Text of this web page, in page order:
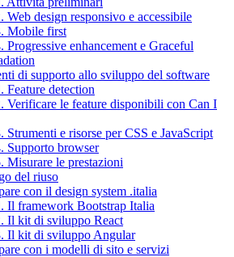
Web design responsivo e accessibile
Mobile first
Progressive enhancement e Graceful
di supporto allo sviluppo del software
Feature detection
Verificare le feature disponibili con Can I
Strumenti e risorse per CSS e JavaScript
Supporto browser
Misurare le prestazioni
del riuso
con il design system .italia
Il framework Bootstrap Italia
Il kit di sviluppo React
Il kit di sviluppo Angular
con i modelli di sito e servizi